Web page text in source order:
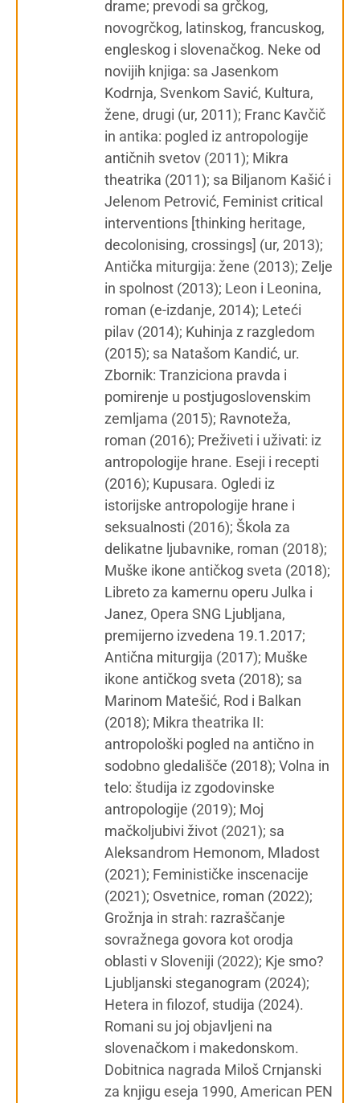
drame; prevodi sa grčkog,
novogrčkog, latinskog, francuskog,
engleskog i slovenačkog. Neke od
novijih knjiga: sa Jasenkom
Kodrnja, Svenkom Savić, Kultura,
žene, drugi (ur, 2011); Franc Kavčič
in antika: pogled iz antropologije
antičnih svetov (2011); Mikra
theatrika (2011); sa Biljanom Kašić i
Jelenom Petrović, Feminist critical
interventions [thinking heritage,
decolonising, crossings] (ur, 2013);
Antička miturgija: žene (2013); Zelje
in spolnost (2013); Leon i Leonina,
roman (e-izdanje, 2014); Leteći
pilav (2014); Kuhinja z razgledom
(2015); sa Natašom Kandić, ur.
Zbornik: Tranziciona pravda i
pomirenje u postjugoslovenskim
zemljama (2015); Ravnoteža,
roman (2016); Preživeti i uživati: iz
antropologije hrane. Eseji i recepti
(2016); Kupusara. Ogledi iz
istorijske antropologije hrane i
seksualnosti (2016); Škola za
delikatne ljubavnike, roman (2018);
Muške ikone antičkog sveta (2018);
Libreto za kamernu operu Julka i
Janez, Opera SNG Ljubljana,
premijerno izvedena 19.1.2017;
Antična miturgija (2017); Muške
ikone antičkog sveta (2018); sa
Marinom Matešić, Rod i Balkan
(2018); Mikra theatrika II:
antropološki pogled na antično in
sodobno gledališče (2018); Volna in
telo: študija iz zgodovinske
antropologije (2019); Moj
mačkoljubivi život (2021); sa
Aleksandrom Hemonom, Mladost
(2021); Feminističke inscenacije
(2021); Osvetnice, roman (2022);
Grožnja in strah: razraščanje
sovražnega govora kot orodja
oblasti v Sloveniji (2022); Kje smo?
Ljubljanski steganogram (2024);
Hetera in filozof, studija (2024).
Romani su joj objavljeni na
slovenačkom i makedonskom.
Dobitnica nagrada Miloš Crnjanski
za knjigu eseja 1990, American PEN